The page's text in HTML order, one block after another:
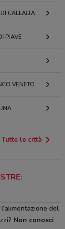
CALLALTA
PIAVE
VENETO
Tutte le città
del
Non conosci